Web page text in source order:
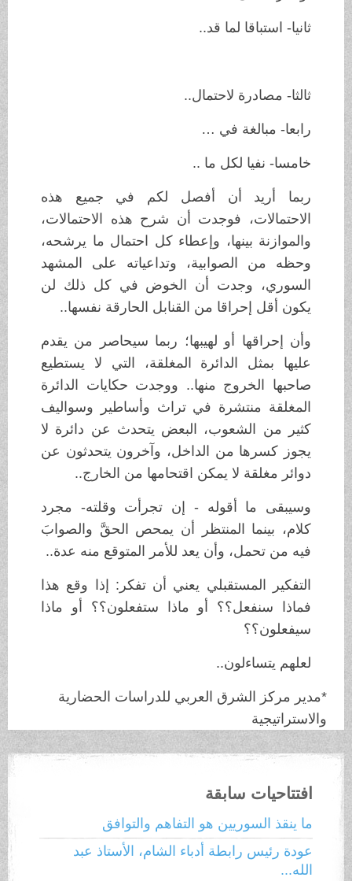
ثانيا- استباقا لما قد..
ثالثا- مصادرة لاحتمال..
رابعا- مبالغة في …
خامسا- نفيا لكل ما ..
ربما أريد أن أفصل لكم في جميع هذه
الاحتمالات، فوجدت أن شرح هذه الاحتمالات،
والموازنة بينها، وإعطاء كل احتمال ما يرشحه،
وحظه من الصوابية، وتداعياته على المشهد
السوري، وجدت أن الخوض في كل ذلك لن
يكون أقل إحراقا من القنابل الحارقة نفسها..
وأن إحراقها أو لهيبها؛ ربما سيحاصر من يقدم
عليها بمثل الدائرة المغلقة، التي لا يستطيع
صاحبها الخروج منها.. ووجدت حكايات الدائرة
المغلقة منتشرة في تراث وأساطير وسواليف
كثير من الشعوب، البعض يتحدث عن دائرة لا
يجوز كسرها من الداخل، وآخرون يتحدثون عن
دوائر مغلقة لا يمكن اقتحامها من الخارج..
وسيبقى ما أقوله - إن تجرأت وقلته- مجرد
كلام، بينما المنتظر أن يمحص الحقَّ والصوابَ
فيه من تحمل، وأن يعد للأمر المتوقع منه عدة..
التفكير المستقبلي يعني أن تفكر: إذا وقع هذا
فماذا سنفعل؟؟ أو ماذا ستفعلون؟؟ أو ماذا
سيفعلون؟؟
لعلهم يتساءلون..
*مدير مركز الشرق العربي للدراسات الحضارية
والاستراتيجية
افتتاحيات سابقة
ما ينقذ السوريين هو التفاهم والتوافق
عودة رئيس رابطة أدباء الشام، الأستاذ عبد
الله...